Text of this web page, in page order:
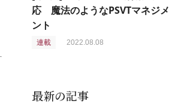
応 魔法のようなPSVTマネジメ
ント
連載 2022.08.08
最新の記事